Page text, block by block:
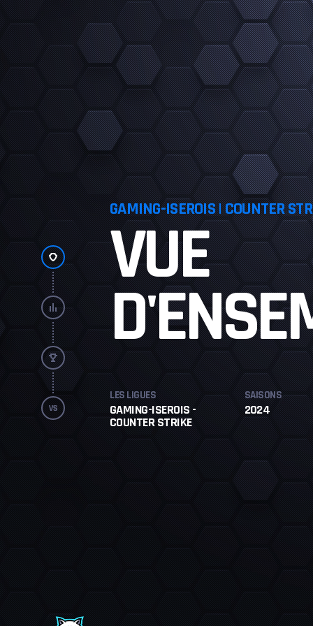
GAMING-ISEROIS | COUNTER
VUE
LES LIGUES
GAMING-ISEROIS -
COUNTER STRIKE
SAISONS
2024